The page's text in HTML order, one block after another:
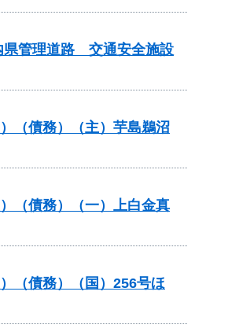
県管理道路 交通安全施設
（債務）（主）芋島鵜沼
（債務）（一）上白金真
（債務）（国）256号ほ